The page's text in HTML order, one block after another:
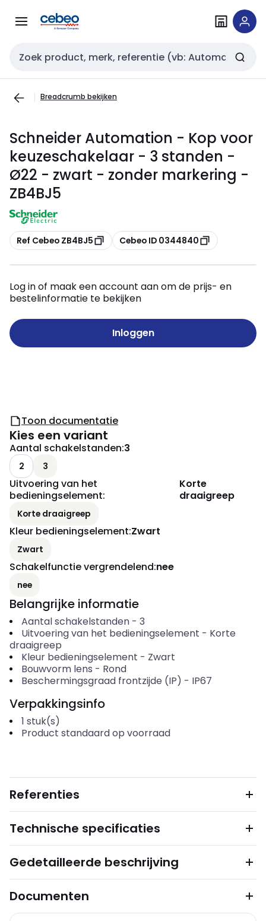
naar
naar
Zoekveld invoer
Breadcrumb bekijken
Schneider Automation - Kop voor
keuzeschakelaar - 3 standen -
Ø22 - zwart - zonder markering -
ZB4BJ5
Kopiëren
Ref Cebeo ZB4BJ5 Kopiëren
Cebeo ID 0344840
Log in of maak een account aan om de prijs- en
bestelinformatie te bekijken
Inloggen
Toon documentatie
Kies een variant
Aantal schakelstanden:3
2 3
Uitvoering van het
bedieningselement:
Korte
draaigreep
Korte draaigreep
Kleur bedieningselement:Zwart
Zwart
Schakelfunctie vergrendelend:nee
nee
Belangrijke informatie
Aantal schakelstanden- 3
Uitvoering van het bedieningselement - Korte
draaigreep
Kleur bedieningselement - Zwart
Bouwvorm lens - Rond
Beschermingsgraad frontzijde (IP) - IP67
Verpakkingsinfo
1 stuk(s)
Product standaard op voorraad
Referenties
Technische specificaties
Gedetailleerde beschrijving
Documenten